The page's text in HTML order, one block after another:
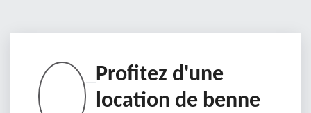
Profitez d'une
location de benne